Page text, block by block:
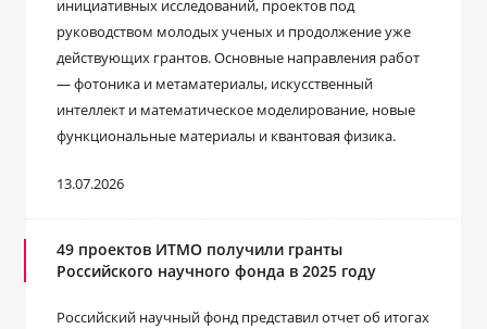
инициативных исследований, проектов под
руководством молодых ученых и продолжение уже
действующих грантов. Основные направления работ
— фотоника и метаматериалы, искусственный
интеллект и математическое моделирование, новые
функциональные материалы и квантовая физика.
13.07.2026
49 проектов ИТМО получили гранты
Российского научного фонда в 2025 году
Российский научный фонд представил отчет об итогах